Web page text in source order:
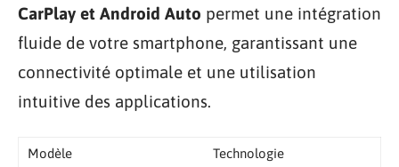
CarPlay et Android Auto permet une intégration
fluide de votre smartphone, garantissant une
connectivité optimale et une utilisation
intuitive des applications.
Modèle Technologie